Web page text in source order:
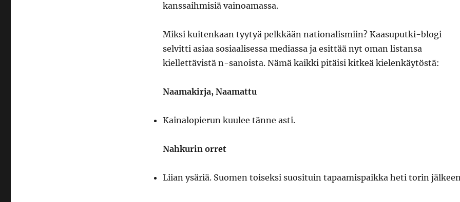
kanssaihmisiä vainoamassa.
Miksi kuitenkaan tyytyä pelkkään nationalismiin? Kaasuputki-blogi
selvitti asiaa sosiaalisessa mediassa ja esittää nyt oman listansa
kiellettävistä n-sanoista. Nämä kaikki pitäisi kitkeä kielenkäytöstä:
Naamakirja, Naamattu
Kainalopierun kuulee tänne asti.
Nahkurin orret
Liian ysäriä. Suomen toiseksi suosituin tapaamispaikka heti torin